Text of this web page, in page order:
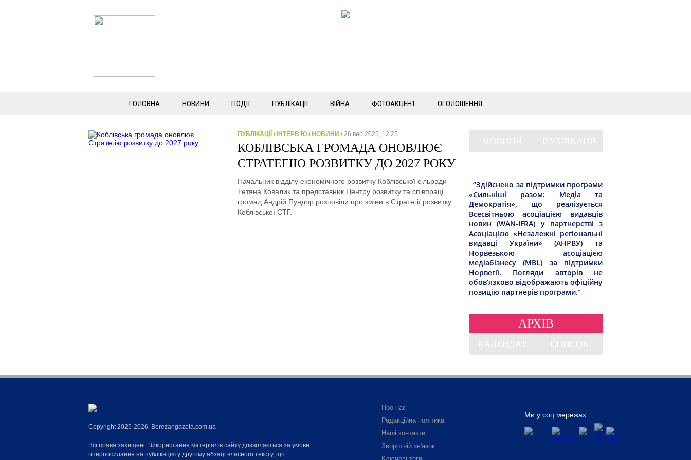
ГОЛОВНА НОВИНИ ПОДІЇ ПУБЛІКАЦІЇ ВІЙНА ФОТОАКЦЕНТ ОГОЛОШЕННЯ
ПУБЛІКАЦІЇ / ІНТЕРВ’Ю / НОВИНИ / 26 вер 2025, 12:25
КОБЛІВСЬКА ГРОМАДА ОНОВЛЮЄ
СТРАТЕГІЮ РОЗВИТКУ ДО 2027 РОКУ
Начальник відділу економічного розвитку Коблівської сільради
Тетяна Ковалик та представник Центру розвитку та співпраці
громад Андрій Пундор розповіли про зміни в Стратегії розвитку
Коблівської СТГ.
“Здійснено за підтримки програми
«Сильніші разом: Медіа та
Демократія», що реалізується
Всесвітньою асоціацією видавців
новин (WAN-IFRA) у партнерстві з
Асоціацією «Незалежні регіональні
видавці України» (АНРВУ) та
Норвезькою асоціацією
медіабізнесу (MBL) за підтримки
Норвегії. Погляди авторів не
обов’язково відображають офіційну
позицію партнерів програми.”
АРХІВ
Copyright 2025-2026. Berezangazeta.com.ua
Всі права захищені. Використання матеріалів сайту дозволяється за умови
гіперпосилання на публікацію у другому абзаці власного тексту, що
Про нас
Редакційна політика
Наші контакти
Зворотній зв'язок
Ми у соц мережах